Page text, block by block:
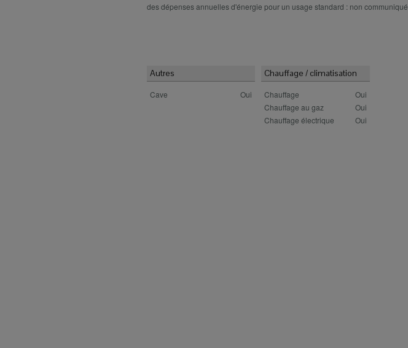
des dépenses annuelles d'énergie pour un usage standard : non communiqué.
Autres
Cave Oui
Chauffage / climatisation
Chauffage
Oui
Chauffage au gaz
Oui
Chauffage électrique
Oui